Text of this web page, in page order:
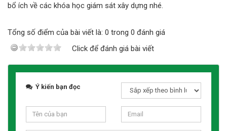
bổ ích về các khóa học giám sát xây dựng nhé.
Tổng số điểm của bài viết là: 0 trong 0 đánh giá
Click để đánh giá bài viết
Ý kiến bạn đọc